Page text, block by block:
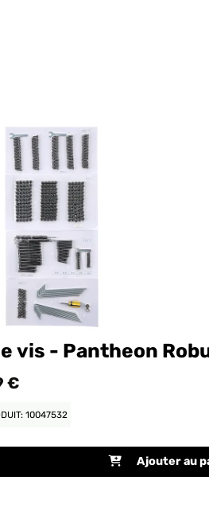
vis - Pantheon
€
10047532
Ajouter au